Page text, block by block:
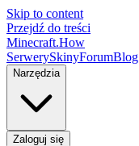
Skip to content
Przejdź do treści
Minecraft.How
SerwerySkinyForumBlog
Narzędzia
Zaloguj się